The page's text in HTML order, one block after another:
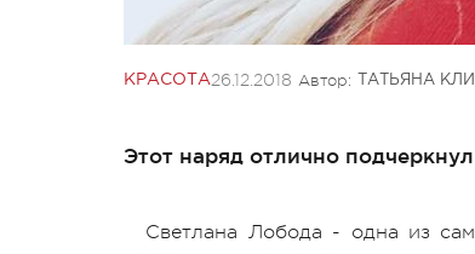
КРАСОТА26.12.2018 Автор: ТАТЬЯНА
Этот наряд отлично
Светлана Лобода - одна из